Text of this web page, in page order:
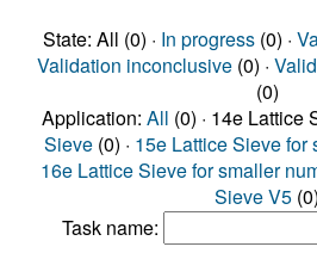
State: All (0) · In progress(0) ·
Validation inconclusive(0) · Valid
(0)
Application: All (0) · 14e Lattice
Sieve (0) · 15e Lattice Sieve for
16e Lattice Sieve for smaller
Sieve V5 (0)
Task name: